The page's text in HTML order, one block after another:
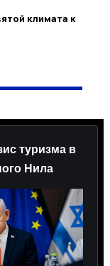
климата к